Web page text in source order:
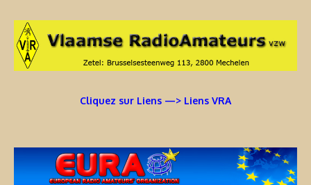
Cliquez sur Liens —> Liens VRA